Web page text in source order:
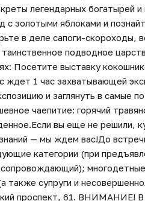
легендарных богатырей
золотыми яблоками и
в деле сапоги-скороходы,
подводное
Посетите выставку
1 час захватывающей
и заглянуть в самые
чаепитие: горячий
вы еще не решили,
— мы ждем вас!До
категории (при
многодетные
также супруги и
проспект, 61. ВНИМАНИЕ! В